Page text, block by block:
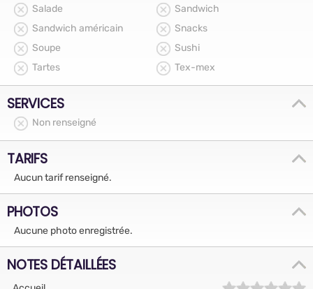
Salade
Sandwich
Sandwich américain
Snacks
Soupe
Sushi
Tartes
Tex-mex
SERVICES
Non renseigné
TARIFS
Aucun tarif renseigné.
PHOTOS
Aucune photo enregistrée.
NOTES DÉTAILLÉES